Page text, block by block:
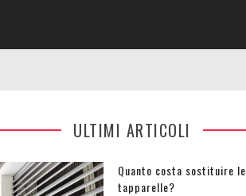
ULTIMI ARTICOLI
Quanto costa sostituire le
tapparelle?